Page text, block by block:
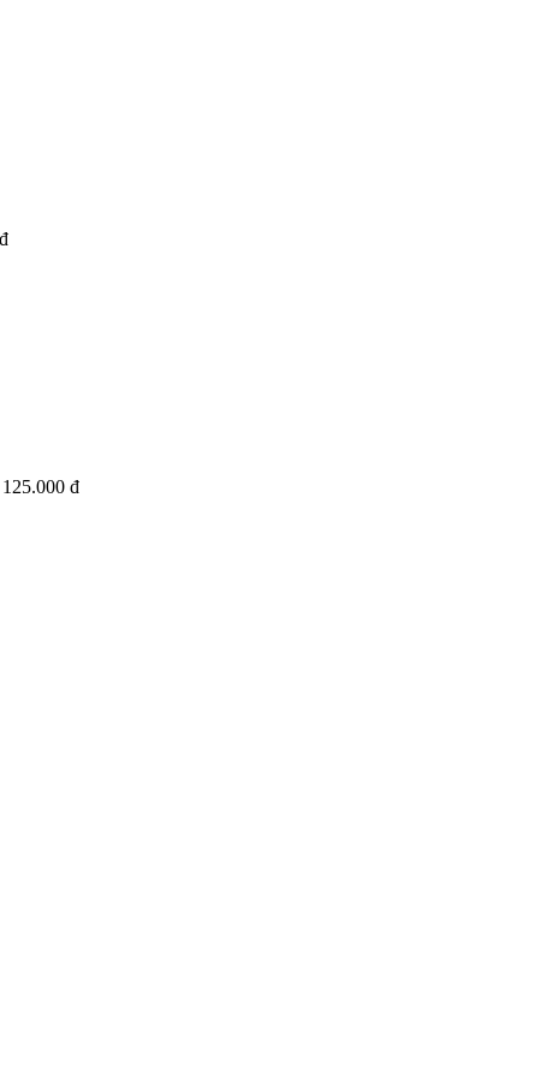
125.000 đ